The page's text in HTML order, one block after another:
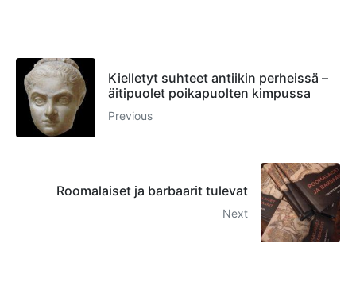
Kielletyt suhteet antiikin perheissä –
äitipuolet poikapuolten kimpussa
Previous
Roomalaiset ja barbaarit tulevat
Next